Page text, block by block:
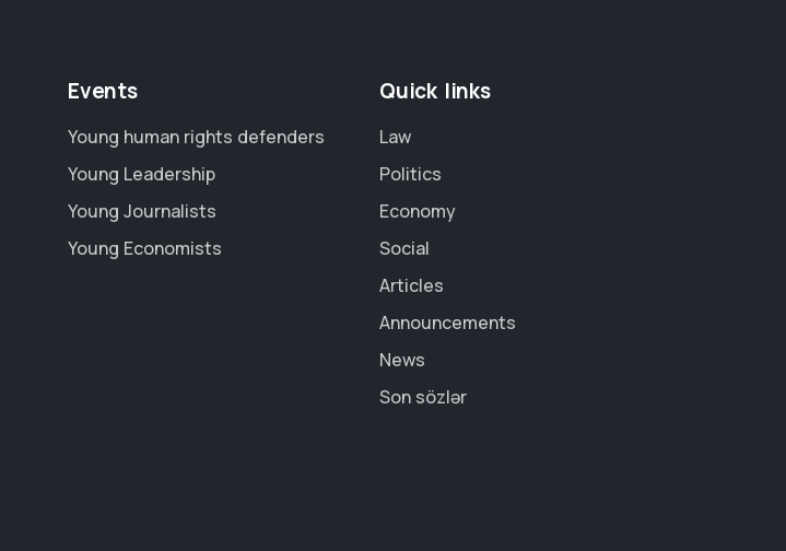
Events
Young human rights defenders
Young Leadership
Young Journalists
Young Economists
Quick links
Law
Politics
Economy
Social
Articles
Announcements
News
Son sözlər